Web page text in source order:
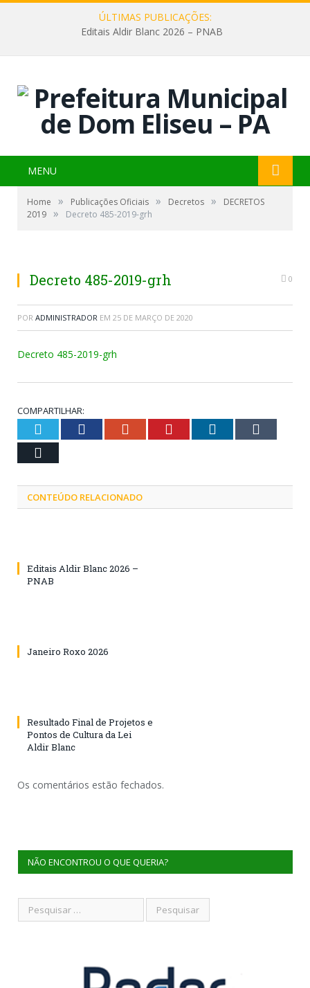
ÚLTIMAS PUBLICAÇÕES:
Editais Aldir Blanc 2026 – PNAB
MENU
Home » Publicações Oficiais » Decretos »
DECRETOS
2019 » Decreto 485-2019-grh
Decreto 485-2019-grh 0
POR ADMINISTRADOR EM 25 DE MARÇO DE 2020
Decreto 485-2019-grh
COMPARTILHAR:
Twitter Facebook Google+ Pinterest LinkedIn
CONTEÚDO RELACIONADO
Editais Aldir Blanc 2026 –
PNAB
Janeiro Roxo 2026
Resultado Final de Projetos e
Pontos de Cultura da Lei
Aldir Blanc
Os comentários estão fechados.
NÃO ENCONTROU O QUE QUERIA?